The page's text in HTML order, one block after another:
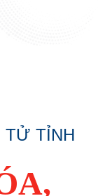
TỬ TỈNH